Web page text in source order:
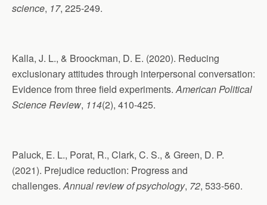
science, 17, 225-249.
Kalla, J. L., & Broockman, D. E. (2020). Reducing
exclusionary attitudes through interpersonal conversation:
Evidence from three field experiments.American Political
Science Review, 114(2), 410-425.
Paluck, E. L., Porat, R., Clark, C. S., & Green, D. P.
(2021). Prejudice reduction: Progress and
challenges.Annual review of psychology, 72, 533-560.